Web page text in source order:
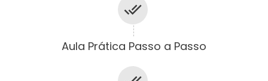
Aula Prática Passo a Passo